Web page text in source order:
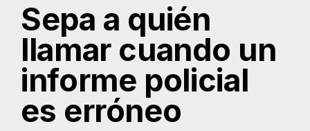
Sepa a quién
llamar cuando un
informe policial
es erróneo